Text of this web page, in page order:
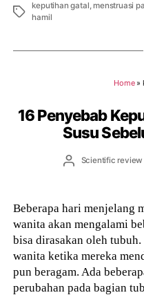
Tags
keputihan gatal,menstruasi
hamil
Home»
16 Penyebab
Susu
PostScientific review
Beberapa hari menjelang
wanita akan mengalami
bisa dirasakan oleh
wanita ketika mereka
pun beragam. Ada
perubahan pada bagian